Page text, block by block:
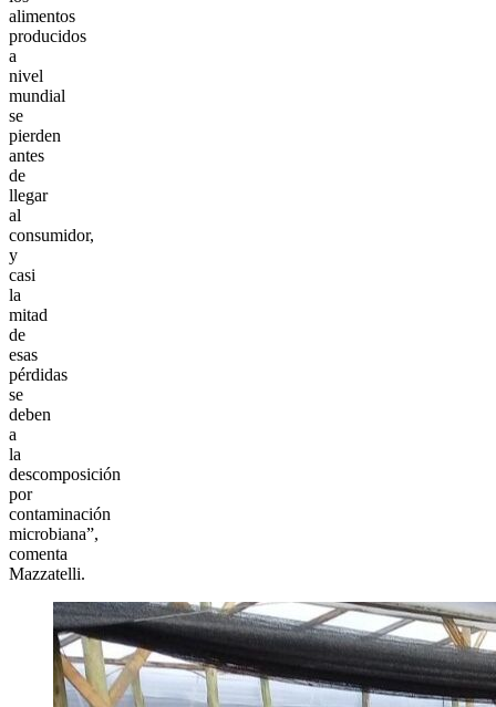
alimentos
producidos
a
nivel
mundial
se
pierden
antes
de
llegar
al
consumidor,
y
casi
la
mitad
de
esas
pérdidas
se
deben
a
la
descomposición
por
contaminación
microbiana”,
comenta
Mazzatelli.